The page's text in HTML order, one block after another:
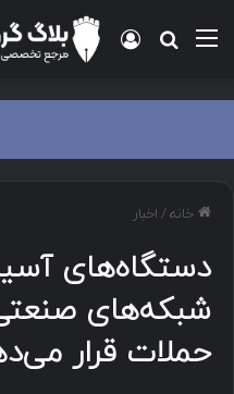
منو جستجو برای
ورود
خانه/ اخبار
شبکه‌های
حملات قرار